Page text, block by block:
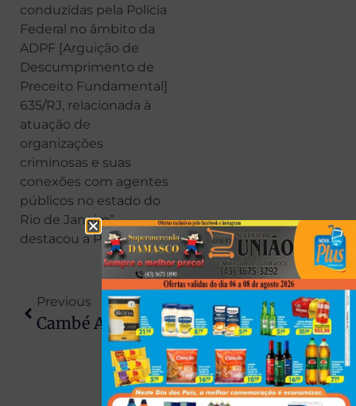
conduzidas pela Polícia
Federal no âmbito da
ADPF [Arguição de
Descumprimento de
Preceito Fundamental]
635/RJ, relacionada à
atuação de
organizações
criminosas e suas
conexões com agentes
públicos no estado do
Rio de Janeiro”,
destacou a PF.
Previous
Cambé Abre Concurso Com Vagas De Até R$ 14 Mil
Next
Jovem Atleta De Taekwondo De 21 Anos Morrre Após Luta Contra O Câncer No PR